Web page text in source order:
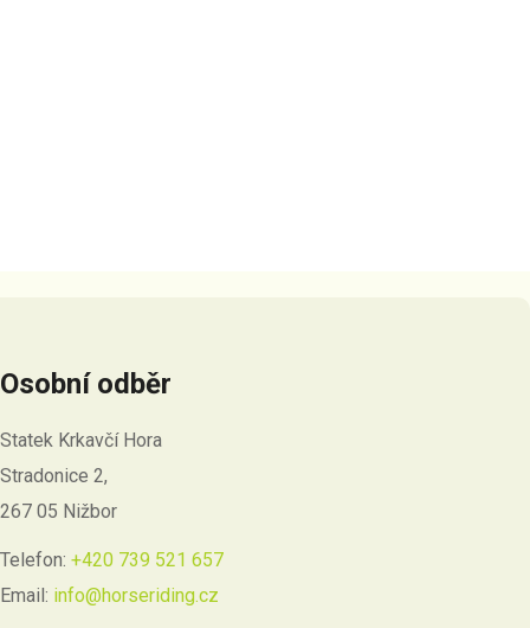
Osobní odběr
Statek Krkavčí Hora
Stradonice 2,
267 05 Nižbor
Telefon: +420 739 521 657
Email: info@horseriding.cz